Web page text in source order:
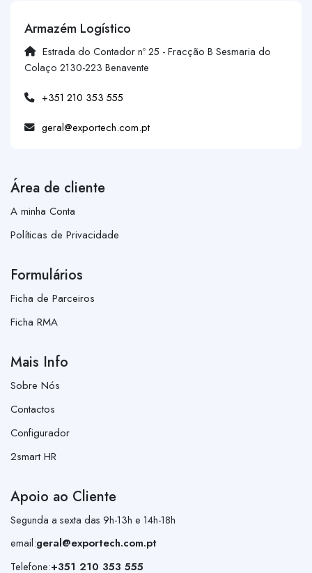
Armazém Logístico
Estrada do Contador nº 25 - Fracção B Sesmaria do
Colaço 2130-223 Benavente
+351 210 353 555
geral@exportech.com.pt
Área de cliente
A minha Conta
Políticas de Privacidade
Formulários
Ficha de Parceiros
Ficha RMA
Mais Info
Sobre Nós
Contactos
Configurador
2smart HR
Apoio ao Cliente
Segunda a sexta das 9h-13h e 14h-18h
email:geral@exportech.com.pt
Telefone:+351 210 353 555